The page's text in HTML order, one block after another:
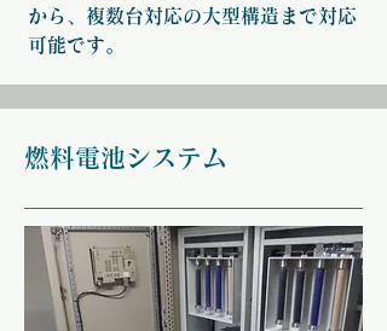
から、複数台対応の大型構造まで対応
可能です。
燃料電池システム